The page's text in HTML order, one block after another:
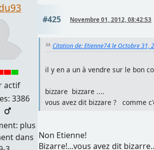
actif
3386
plus
dans
#425 Novembre 01, 2012, 08:42:53
Citation de: Etienne74 le Octobre 31,
il y en a un à vendre sur le bon
bizzare bizzare ....
vous avez dit bizzare ? comme
Non Etienne!
Bizarre!...vous avez dit